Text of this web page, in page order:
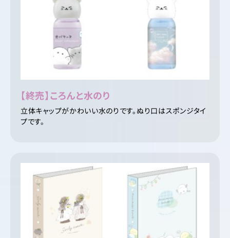
【終売】ころんと水のり
立体キャップがかわいい水のりです。ぬり口はスポンジタイ
プです。